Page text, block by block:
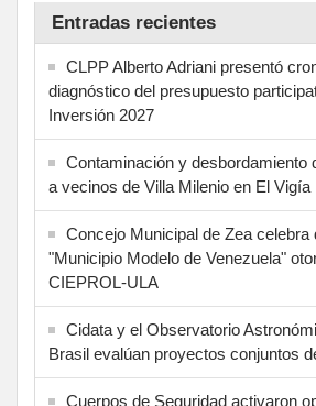
Entradas recientes
CLPP Alberto Adriani presentó
diagnóstico del presupuesto
Inversión 2027
Contaminación y desbordamiento
a vecinos de Villa Milenio en El Vigía
Concejo Municipal de Zea celebra
"Municipio Modelo de Venezuela"
CIEPROL-ULA
Cidata y el Observatorio
Brasil evalúan proyectos conjuntos
Cuerpos de Seguridad activaron